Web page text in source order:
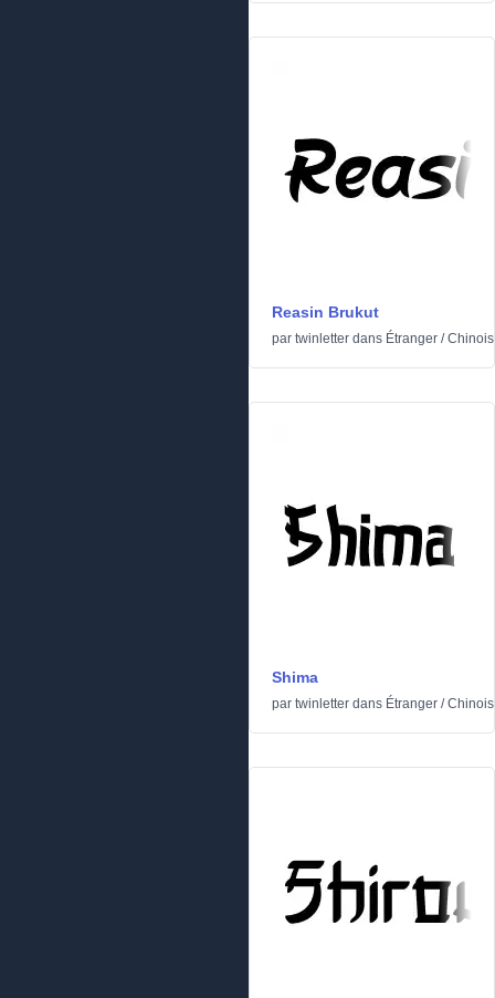
Reasin Brukut
par twinletter dans Étranger /
Shima
par twinletter dans Étranger /